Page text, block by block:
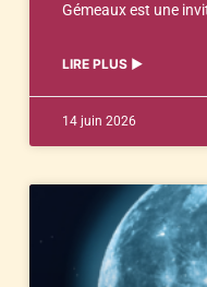
Gémeaux est une
LIRE PLUS ▶︎
14 juin 2026